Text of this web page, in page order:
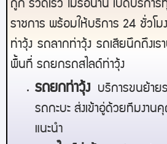
ถูก รวดเร็ว ไม่รอนาน เปิดบริกา
ราชการ พร้อมให้บริการ 24 ชั่วโม
ท่าวุ้ง รถลากท่าวุ้ง รถเสียนึกถึงเร
พื้นที่ รถยกรถสไลด์ท่าวุ้ง
รถยกท่าวุ้ง
บริการขนย้าย
รถกะบะ ส่งเข้าอู่ด้วยทีมงา
แนะนำ